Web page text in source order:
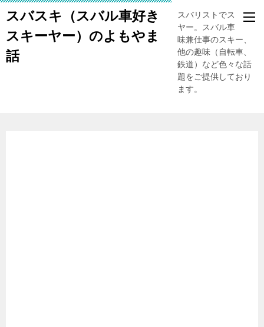
スバスキ（スバル車好き
スキーヤー）のよもやま
話
スバリストでスキー
ヤー。スバル車、趣
味兼仕事のスキー、
他の趣味（自転車、
鉄道）など色々な話
題をご提供しており
ます。